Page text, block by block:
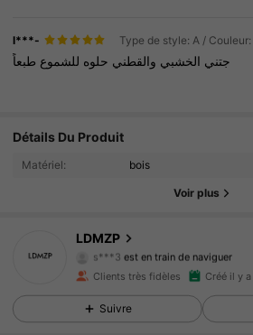
l***-
جتني الخشبي والقطني حلوه للشموع طبعاً
Détails Du Produit
Matériel: bois
Voir plus
LDMZP
4.93 1.2K Suiveurs
s***3 est en train de naviguer
4.93
1.2K Suiveurs
Clients très fidèles Créé il y a
Suivre